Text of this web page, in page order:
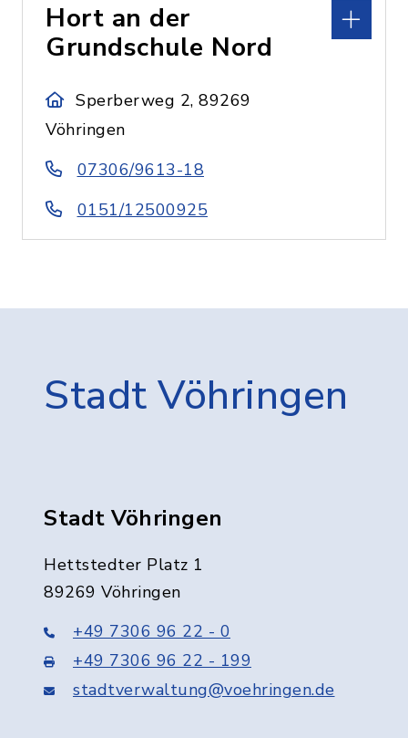
Hort an der
Grundschule Nord
Sperberweg 2, 89269
Vöhringen
07306/9613-18
0151/12500925
Stadt Vöhringen
Stadt Vöhringen
Hettstedter Platz 1
89269 Vöhringen
+49 7306 96 22 - 0
+49 7306 96 22 - 199
stadtverwaltung@voehringen.de